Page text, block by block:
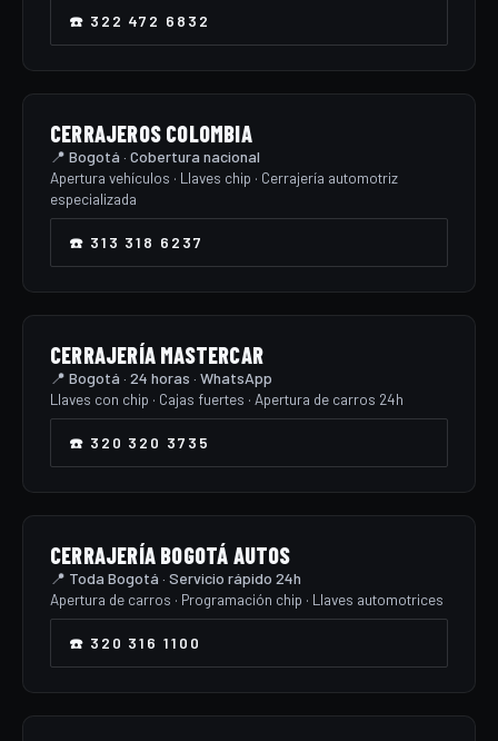
☎️ 322 472 6832
CERRAJEROS COLOMBIA
📍 Bogotá · Cobertura nacional
Apertura vehículos · Llaves chip · Cerrajería automotriz
especializada
☎️ 313 318 6237
CERRAJERÍA MASTERCAR
📍 Bogotá · 24 horas · WhatsApp
Llaves con chip · Cajas fuertes · Apertura de carros 24h
☎️ 320 320 3735
CERRAJERÍA BOGOTÁ AUTOS
📍 Toda Bogotá · Servicio rápido 24h
Apertura de carros · Programación chip · Llaves automotrices
☎️ 320 316 1100